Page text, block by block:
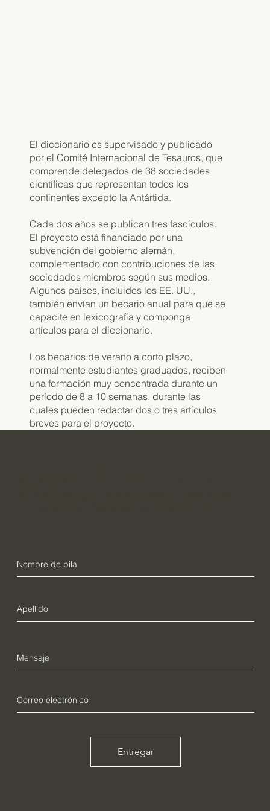
El diccionario es supervisado y publicado
por el Comité Internacional de Tesauros, que
comprende delegados de 38 sociedades
científicas que representan todos los
continentes excepto la Antártida.
Cada dos años se publican tres fascículos.
El proyecto está financiado por una
subvención del gobierno alemán,
complementado con contribuciones de las
sociedades miembros según sus medios.
Algunos países, incluidos los EE. UU.,
también envían un becario anual para que se
capacite en lexicografía y componga
artículos para el diccionario.
Los becarios de verano a corto plazo,
normalmente estudiantes graduados, reciben
una formación muy concentrada durante un
período de 8 a 10 semanas, durante las
cuales pueden redactar dos o tres artículos
breves para el proyecto.
Entregar